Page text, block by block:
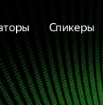
Спикеры